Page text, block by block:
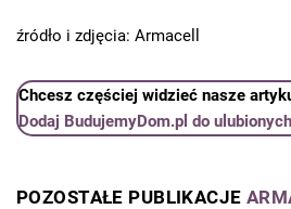
źródło i zdjęcia: Armacell
Chcesz częściej widzieć nasze
Dodaj BudujemyDom.pl do
POZOSTAŁE PUBLIKACJE